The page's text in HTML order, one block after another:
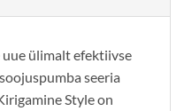
ülimalt efektiivse
seeria
Style on